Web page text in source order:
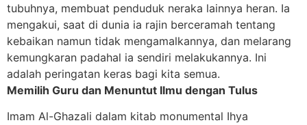
tubuhnya, membuat penduduk neraka lainnya heran. Ia
mengakui, saat di dunia ia rajin berceramah tentang
kebaikan namun tidak mengamalkannya, dan melarang
kemungkaran padahal ia sendiri melakukannya. Ini
adalah peringatan keras bagi kita semua.
Memilih Guru dan Menuntut Ilmu dengan Tulus
Imam Al-Ghazali dalam kitab monumental Ihya